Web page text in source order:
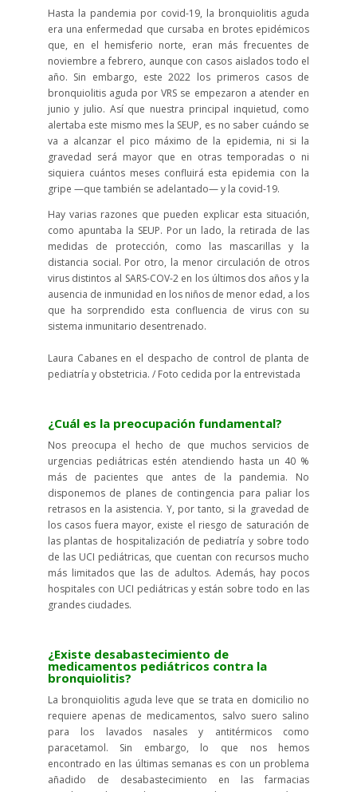
Hasta la pandemia por covid-19, la bronquiolitis aguda
era una enfermedad que cursaba en brotes epidémicos
que, en el hemisferio norte, eran más frecuentes de
noviembre a febrero, aunque con casos aislados todo el
año. Sin embargo, este 2022 los primeros casos de
bronquiolitis aguda por VRS se empezaron a atender en
junio y julio. Así que nuestra principal inquietud, como
alertaba este mismo mes la SEUP, es no saber cuándo se
va a alcanzar el pico máximo de la epidemia, ni si la
gravedad será mayor que en otras temporadas o ni
siquiera cuántos meses confluirá esta epidemia con la
gripe —que también se adelantado— y la covid-19.
Hay varias razones que pueden explicar esta situación,
como apuntaba la SEUP. Por un lado, la retirada de las
medidas de protección, como las mascarillas y la
distancia social. Por otro, la menor circulación de otros
virus distintos al SARS-COV-2 en los últimos dos años y la
ausencia de inmunidad en los niños de menor edad, a los
que ha sorprendido esta confluencia de virus con su
sistema inmunitario desentrenado.
Laura Cabanes en el despacho de control de planta de
pediatría y obstetricia. / Foto cedida por la entrevistada
¿Cuál es la preocupación fundamental?
Nos preocupa el hecho de que muchos servicios de
urgencias pediátricas estén atendiendo hasta un 40 %
más de pacientes que antes de la pandemia. No
disponemos de planes de contingencia para paliar los
retrasos en la asistencia. Y, por tanto, si la gravedad de
los casos fuera mayor, existe el riesgo de saturación de
las plantas de hospitalización de pediatría y sobre todo
de las UCI pediátricas, que cuentan con recursos mucho
más limitados que las de adultos. Además, hay pocos
hospitales con UCI pediátricas y están sobre todo en las
grandes ciudades.
¿Existe desabastecimiento de
medicamentos pediátricos contra la
bronquiolitis?
La bronquiolitis aguda leve que se trata en domicilio no
requiere apenas de medicamentos, salvo suero salino
para los lavados nasales y antitérmicos como
paracetamol. Sin embargo, lo que nos hemos
encontrado en las últimas semanas es con un problema
añadido de desabastecimiento en las farmacias